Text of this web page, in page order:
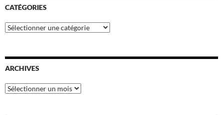
CATÉGORIES
Catégories
ARCHIVES
Archives